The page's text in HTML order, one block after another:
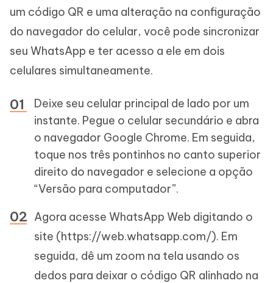
um código QR e uma alteração na configuração
do navegador do celular, você pode sincronizar
seu WhatsApp e ter acesso a ele em dois
celulares simultaneamente.
Deixe seu celular principal de lado por um
instante. Pegue o celular secundário e abra
o navegador Google Chrome. Em seguida,
toque nos três pontinhos no canto superior
direito do navegador e selecione a opção
“Versão para computador”.
Agora acesse WhatsApp Web digitando o
site (https://web.whatsapp.com/). Em
seguida, dê um zoom na tela usando os
dedos para deixar o código QR alinhado na